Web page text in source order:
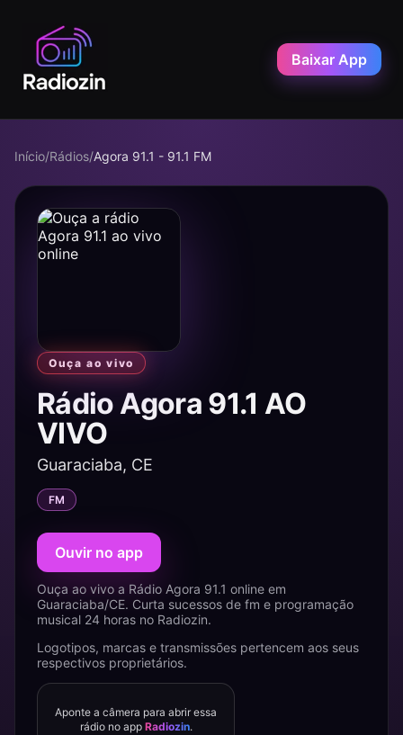
Baixar App
Início/Rádios/Agora 91.1 - 91.1 FM
Ouça ao vivo
Rádio Agora 91.1 AO
VIVO
Guaraciaba, CE
FM
Ouvir no app
Ouça ao vivo a Rádio Agora 91.1 online em
Guaraciaba/CE. Curta sucessos de fm e programação
musical 24 horas no Radiozin.
Logotipos, marcas e transmissões pertencem aos seus
respectivos proprietários.
Aponte a câmera para abrir essa
rádio no app Radiozin.